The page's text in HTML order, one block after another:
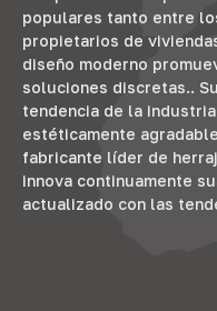
populares tanto entre
propietarios de
diseño moderno
soluciones discretas..
tendencia de la
estéticamente
fabricante líder de
innova continuamente
actualizado con las